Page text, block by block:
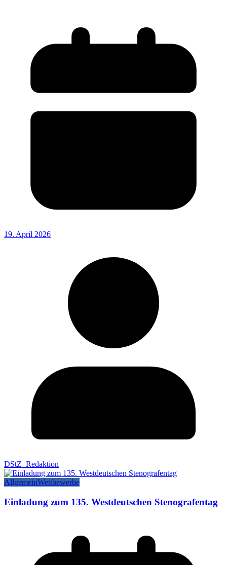
19. April 2026
DStZ_Redaktion
AllgemeinWettbewerbe
Einladung zum 135. Westdeutschen Stenografentag